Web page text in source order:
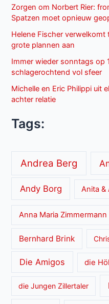
Zorgen om Norbert Rier:
Spatzen moet opnieuw
Helene Fischer
grote plannen aan
Immer wieder sonntags op
schlagerochtend vol sfeer
Michelle en Eric Philippi uit
achter relatie
Tags:
Andrea Berg
Andy Borg Anita &
Anna Maria Zimmermann
Bernhard Brink
Die Amigos die
die Jungen Zillertaler